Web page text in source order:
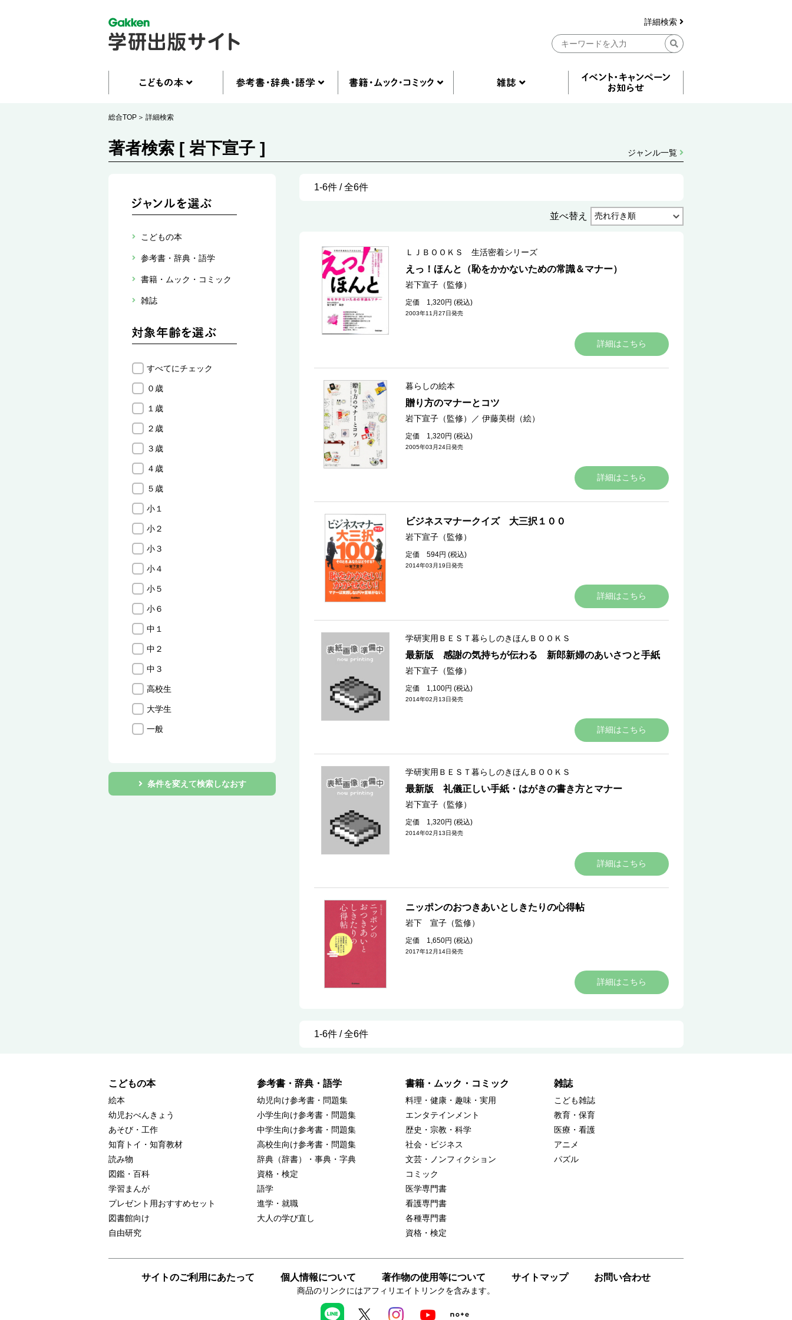
詳細検索
総合TOP 詳細検索
著者検索 [ 岩下宣子 ] ジャンル一覧
こどもの本
参考書・辞典・語学
書籍・ムック・コミック
雑誌
すべてにチェック
０歳
１歳
２歳
３歳
４歳
５歳
小１
小２
小３
小４
小５
小６
中１
中２
中３
高校生
大学生
一般
条件を変えて検索しなおす
1-6件 / 全6件
並べ替え
ＬＪＢＯＯＫＳ 生活密着シリーズ
えっ！ほんと（恥をかかないための常識＆マナー）
岩下宣子（監修）
定価 1,320円 (税込)
2003年11月27日発売
詳細はこちら
暮らしの絵本
贈り方のマナーとコツ
岩下宣子（監修） ／ 伊藤美樹（絵）
定価 1,320円 (税込)
2005年03月24日発売
詳細はこちら
ビジネスマナークイズ 大三択１００
岩下宣子（監修）
定価 594円 (税込)
2014年03月19日発売
詳細はこちら
学研実用ＢＥＳＴ暮らしのきほんＢＯＯＫＳ
最新版 感謝の気持ちが伝わる 新郎新婦のあいさつと手紙
岩下宣子（監修）
定価 1,100円 (税込)
2014年02月13日発売
詳細はこちら
学研実用ＢＥＳＴ暮らしのきほんＢＯＯＫＳ
最新版 礼儀正しい手紙・はがきの書き方とマナー
岩下宣子（監修）
定価 1,320円 (税込)
2014年02月13日発売
詳細はこちら
ニッポンのおつきあいとしきたりの心得帖
岩下 宣子（監修）
定価 1,650円 (税込)
2017年12月14日発売
詳細はこちら
1-6件 / 全6件
こどもの本
絵本
幼児おべんきょう
あそび・工作
知育トイ・知育教材
読み物
図鑑・百科
学習まんが
プレゼント用おすすめセット
図書館向け
自由研究
参考書・辞典・語学
幼児向け参考書・問題集
小学生向け参考書・問題集
中学生向け参考書・問題集
高校生向け参考書・問題集
辞典（辞書）・事典・字典
資格・検定
語学
進学・就職
大人の学び直し
書籍・ムック・コミック
料理・健康・趣味・実用
エンタテインメント
歴史・宗教・科学
社会・ビジネス
文芸・ノンフィクション
コミック
医学専門書
看護専門書
各種専門書
資格・検定
雑誌
こども雑誌
教育・保育
医療・看護
アニメ
パズル
サイトのご利用にあたって 個人情報について 著作物の使用等について サイトマップ お問い合わせ
商品のリンクにはアフィリエイトリンクを含みます。